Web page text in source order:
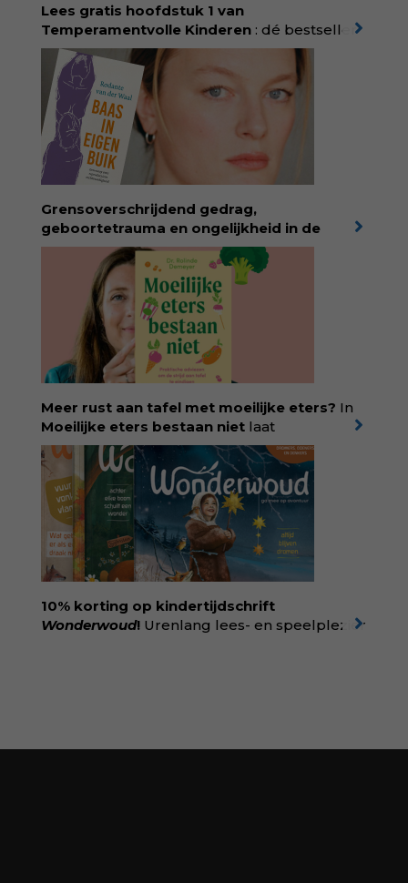
Lees gratis hoofdstuk 1 van
Temperamentvolle Kinderen : dé bestseller
van pedagoog Eva Bronsveld. In het boek
Temperamentvolle kinderen vind je 25 jaar
aan kennis en ervaring. Met ruim 50.000
verkochte exemplaren met recht een
bestseller, waarmee Eva veel gezinnen heeft
kunnen helpen. Ze schrijft met een
liefdevolle kijk op kinderen en veel begrip
voor ouders. Download het hoofdstuk gratis
via:
evabronsveld.plugandpay.nl/r?
id=ZcYxEBJH
Grensoverschrijdend gedrag,
geboortetrauma en ongelijkheid in de
geboortezorg:in Baas in eigen buik verbindt
filosoof en vroedvrouw Rodante van der Waal
persoonlijke ervaringen aan structureel
onrecht en introduceert ze reproductieve
rechtvaardigheid als een collectieve, radicale
praktijk van zorg. Voor iedereen die wil
begrijpen wat er speelt rond vruchtbaarheid
en geboorte. Koop het boek via
singeluitgeverijen.nl/nijgh-van-
ditmar/boek/baas-in-eigen-buik
Meer rust aan tafel met moeilijke eters? In
Moeilijke eters bestaan niet laat
kinderdiëtist en lactatiekundigeRolinde
Demeyerzien wat er schuilgaat achter
eetgedrag dat ouders zorgen baart. Met
aandacht voor ontwikkeling,
neurodivergentie en medische oorzaken
helpt ze hardnekkige misverstanden los te
laten en maakt ze van eten weer een
moment van verbinding. Bestel via je lokale
boekhandel! Lees meer over Rolinde via
kiind.nl/rolinde
10% korting op kindertijdschrift
Wonderwoud! Urenlang lees- en speelplezier